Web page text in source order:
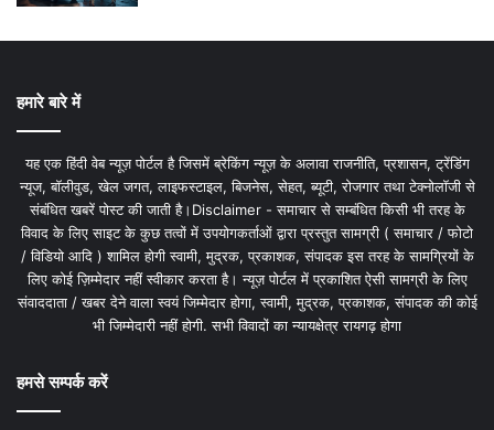
हमारे बारे में
यह एक हिंदी वेब न्यूज़ पोर्टल है जिसमें ब्रेकिंग न्यूज़ के अलावा राजनीति, प्रशासन, ट्रेंडिंग
न्यूज, बॉलीवुड, खेल जगत, लाइफस्टाइल, बिजनेस, सेहत, ब्यूटी, रोजगार तथा टेक्नोलॉजी से
संबंधित खबरें पोस्ट की जाती है।Disclaimer - समाचार से सम्बंधित किसी भी तरह के
विवाद के लिए साइट के कुछ तत्वों में उपयोगकर्ताओं द्वारा प्रस्तुत सामग्री ( समाचार / फोटो
/ विडियो आदि ) शामिल होगी स्वामी, मुद्रक, प्रकाशक, संपादक इस तरह के सामग्रियों के
लिए कोई ज़िम्मेदार नहीं स्वीकार करता है। न्यूज़ पोर्टल में प्रकाशित ऐसी सामग्री के लिए
संवाददाता / खबर देने वाला स्वयं जिम्मेदार होगा, स्वामी, मुद्रक, प्रकाशक, संपादक की कोई
भी जिम्मेदारी नहीं होगी. सभी विवादों का न्यायक्षेत्र रायगढ़ होगा
हमसे सम्पर्क करें